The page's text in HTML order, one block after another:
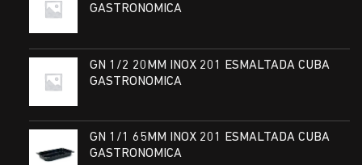
GASTRONOMICA
GN 1/2 20MM INOX 201 ESMALTADA CUBA
GASTRONOMICA
GN 1/1 65MM INOX 201 ESMALTADA CUBA
GASTRONOMICA